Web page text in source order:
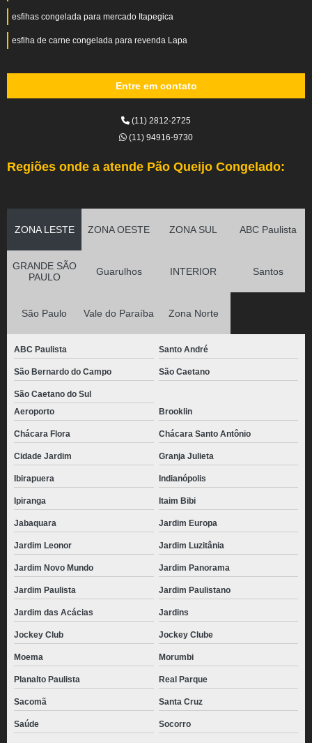
esfihas congelada para mercado Itapegica
esfiha de carne congelada para revenda Lapa
Entre em contato
(11) 2812-2725
(11) 94916-9730
Regiões onde a atende Pão Queijo Congelado:
ZONA LESTE ZONA OESTE ZONA SUL ABC Paulista
GRANDE SÃO
PAULO
Guarulhos INTERIOR Santos
São Paulo Vale do Paraíba Zona Norte
ABC Paulista Santo André
São Bernardo do Campo São Caetano
São Caetano do Sul
Aeroporto
Brooklin
Chácara Flora Chácara Santo Antônio
Cidade Jardim Granja Julieta
Ibirapuera Indianópolis
Ipiranga Itaim Bibi
Jabaquara Jardim Europa
Jardim Leonor Jardim Luzitânia
Jardim Novo Mundo Jardim Panorama
Jardim Paulista Jardim Paulistano
Jardim das Acácias Jardins
Jockey Club Jockey Clube
Moema Morumbi
Planalto Paulista Real Parque
Sacomã Santa Cruz
Saúde Socorro